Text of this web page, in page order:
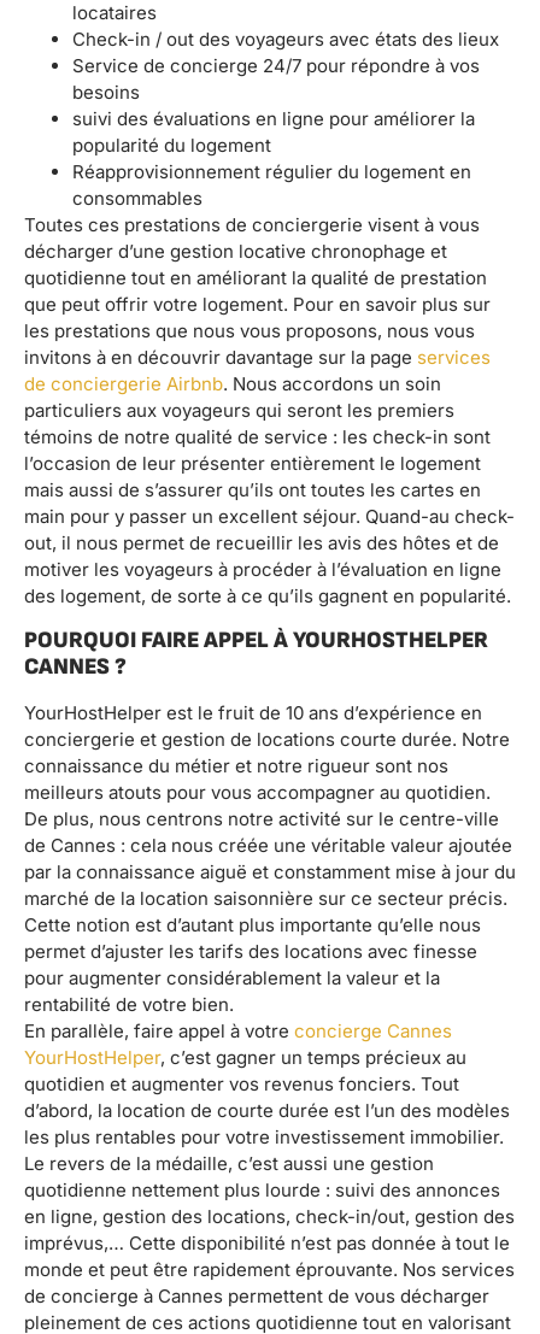
locataires
Check-in / out des voyageurs avec états des lieux
Service de concierge 24/7 pour répondre à vos
besoins
suivi des évaluations en ligne pour améliorer la
popularité du logement
Réapprovisionnement régulier du logement en
consommables
Toutes ces prestations de conciergerie visent à vous
décharger d’une gestion locative chronophage et
quotidienne tout en améliorant la qualité de prestation
que peut offrir votre logement. Pour en savoir plus sur
les prestations que nous vous proposons, nous vous
invitons à en découvrir davantage sur la page services
de conciergerie Airbnb. Nous accordons un soin
particuliers aux voyageurs qui seront les premiers
témoins de notre qualité de service : les check-in sont
l’occasion de leur présenter entièrement le logement
mais aussi de s’assurer qu’ils ont toutes les cartes en
main pour y passer un excellent séjour. Quand-au check-
out, il nous permet de recueillir les avis des hôtes et de
motiver les voyageurs à procéder à l’évaluation en ligne
des logement, de sorte à ce qu’ils gagnent en popularité.
POURQUOI FAIRE APPEL À YOURHOSTHELPER
CANNES ?
YourHostHelper est le fruit de 10 ans d’expérience en
conciergerie et gestion de locations courte durée. Notre
connaissance du métier et notre rigueur sont nos
meilleurs atouts pour vous accompagner au quotidien.
De plus, nous centrons notre activité sur le centre-ville
de Cannes : cela nous créée une véritable valeur ajoutée
par la connaissance aiguë et constamment mise à jour du
marché de la location saisonnière sur ce secteur précis.
Cette notion est d’autant plus importante qu’elle nous
permet d’ajuster les tarifs des locations avec finesse
pour augmenter considérablement la valeur et la
rentabilité de votre bien.
En parallèle, faire appel à votre concierge Cannes
YourHostHelper, c’est gagner un temps précieux au
quotidien et augmenter vos revenus fonciers. Tout
d’abord, la location de courte durée est l’un des modèles
les plus rentables pour votre investissement immobilier.
Le revers de la médaille, c’est aussi une gestion
quotidienne nettement plus lourde : suivi des annonces
en ligne, gestion des locations, check-in/out, gestion des
imprévus,… Cette disponibilité n’est pas donnée à tout le
monde et peut être rapidement éprouvante. Nos services
de concierge à Cannes permettent de vous décharger
pleinement de ces actions quotidienne tout en valorisant